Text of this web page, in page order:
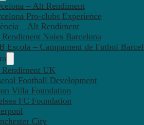
– Alt Rendiment
Pro-clubs Experience
– Alt Rendiment
Noies Barcelona
Escola – Campament de Futbol
UK
Football Development
Villa Foundation
FC Foundation
City